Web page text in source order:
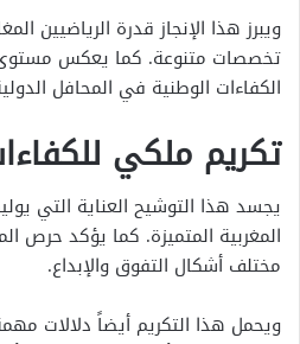
ويبرز هذا الإنجاز قدرة الرياضيين
تخصصات متنوعة. كما يعكس مستوى
الكفاءات الوطنية في المحافل
تكريم ملكي
يجسد هذا التوشيح العناية التي
المغربية المتميزة. كما يؤكد حرص
مختلف أشكال التفوق والإبداع.
ويحمل هذا التكريم أيضاً دلالات